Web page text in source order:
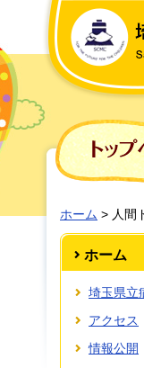
埼玉県立 小
ホーム > 人間
ホーム
埼玉県立
アクセス
情報公開